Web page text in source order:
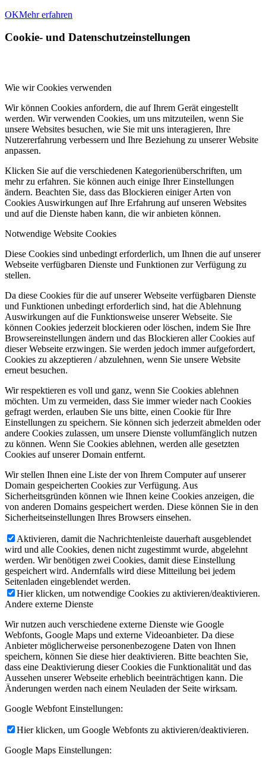
OKMehr erfahren
Cookie- und Datenschutzeinstellungen
Wie wir Cookies verwenden
Wir können Cookies anfordern, die auf Ihrem Gerät eingestellt
werden. Wir verwenden Cookies, um uns mitzuteilen, wenn Sie
unsere Websites besuchen, wie Sie mit uns interagieren, Ihre
Nutzererfahrung verbessern und Ihre Beziehung zu unserer Website
anpassen.
Klicken Sie auf die verschiedenen Kategorienüberschriften, um
mehr zu erfahren. Sie können auch einige Ihrer Einstellungen
ändern. Beachten Sie, dass das Blockieren einiger Arten von
Cookies Auswirkungen auf Ihre Erfahrung auf unseren Websites
und auf die Dienste haben kann, die wir anbieten können.
Notwendige Website Cookies
Diese Cookies sind unbedingt erforderlich, um Ihnen die auf unserer
Webseite verfügbaren Dienste und Funktionen zur Verfügung zu
stellen.
Da diese Cookies für die auf unserer Webseite verfügbaren Dienste
und Funktionen unbedingt erforderlich sind, hat die Ablehnung
Auswirkungen auf die Funktionsweise unserer Webseite. Sie
können Cookies jederzeit blockieren oder löschen, indem Sie Ihre
Browsereinstellungen ändern und das Blockieren aller Cookies auf
dieser Webseite erzwingen. Sie werden jedoch immer aufgefordert,
Cookies zu akzeptieren / abzulehnen, wenn Sie unsere Website
erneut besuchen.
Wir respektieren es voll und ganz, wenn Sie Cookies ablehnen
möchten. Um zu vermeiden, dass Sie immer wieder nach Cookies
gefragt werden, erlauben Sie uns bitte, einen Cookie für Ihre
Einstellungen zu speichern. Sie können sich jederzeit abmelden oder
andere Cookies zulassen, um unsere Dienste vollumfänglich nutzen
zu können. Wenn Sie Cookies ablehnen, werden alle gesetzten
Cookies auf unserer Domain entfernt.
Wir stellen Ihnen eine Liste der von Ihrem Computer auf unserer
Domain gespeicherten Cookies zur Verfügung. Aus
Sicherheitsgründen können wie Ihnen keine Cookies anzeigen, die
von anderen Domains gespeichert werden. Diese können Sie in den
Sicherheitseinstellungen Ihres Browsers einsehen.
Aktivieren, damit die Nachrichtenleiste dauerhaft ausgeblendet
wird und alle Cookies, denen nicht zugestimmt wurde, abgelehnt
werden. Wir benötigen zwei Cookies, damit diese Einstellung
gespeichert wird. Andernfalls wird diese Mitteilung bei jedem
Seitenladen eingeblendet werden.
Hier klicken, um notwendige Cookies zu aktivieren/deaktivieren.
Andere externe Dienste
Wir nutzen auch verschiedene externe Dienste wie Google
Webfonts, Google Maps und externe Videoanbieter. Da diese
Anbieter möglicherweise personenbezogene Daten von Ihnen
speichern, können Sie diese hier deaktivieren. Bitte beachten Sie,
dass eine Deaktivierung dieser Cookies die Funktionalität und das
Aussehen unserer Webseite erheblich beeinträchtigen kann. Die
Änderungen werden nach einem Neuladen der Seite wirksam.
Google Webfont Einstellungen:
Hier klicken, um Google Webfonts zu aktivieren/deaktivieren.
Google Maps Einstellungen: